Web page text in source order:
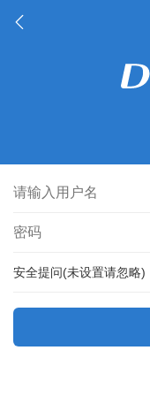
安全提问(未设置请忽略)